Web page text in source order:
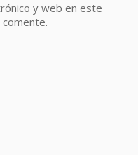
y web en este